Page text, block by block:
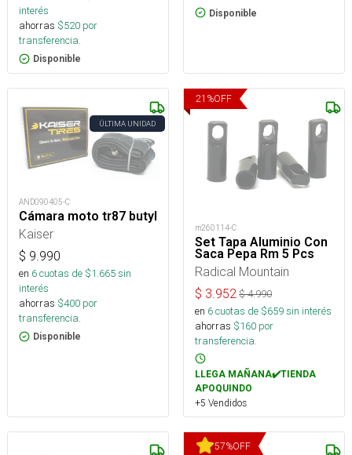
interés
ahorras $520 por
transferencia.
Disponible
Disponible
ÚLTIMA UNIDAD
AND090405-C
Cámara moto tr87 butyl
Kaiser
$ 9.990
en 6cuotas de $1.665sin
interés
ahorras $400 por
transferencia.
Disponible
21 %OFF
m260114-C
Set Tapa Aluminio Con
Saca Pepa Rm 5 Pcs
Radical Mountain
$ 3.952 $4.990
en 6cuotas de $659sin interés
ahorras $160 por
transferencia.
LLEGA MAÑANA✔️TIENDA
APOQUINDO
+5 Vendidos
57%OFF